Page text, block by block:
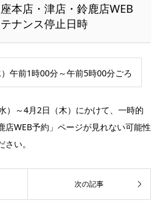
本店・津店・鈴鹿店WEB
ナンス停止日時
午前1時00分～午前5時00分ごろ
）～4月2日（木）にかけて、一時的
店WEB予約」ページが見れない可能性
い。